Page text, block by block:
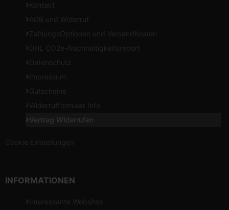
Kontakt
AGB und Widerruf
ZahlungsOptionen und VersandKosten
DHL CO2e-Nachhaltigkeitsreport
Datenschutz
Impressum
Gutscheine
Widerrufformular Info
Vertrag Widerrufen
Cookie Einstellungen
INFORMATIONEN
Interessante Websites